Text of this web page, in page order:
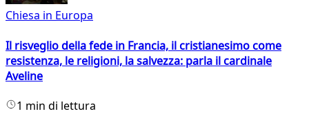
Chiesa in Europa
Il risveglio della fede in Francia, il cristianesimo come
resistenza, le religioni, la salvezza: parla il cardinale
Aveline
1 min di lettura